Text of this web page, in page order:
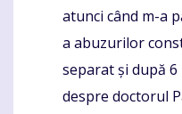
atunci când m-a
a abuzurilor
separat și după
despre doctorul